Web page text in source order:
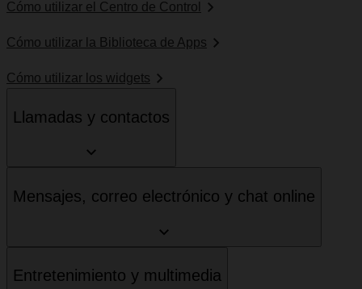
Cómo utilizar el Centro de Control
Cómo utilizar la Biblioteca de Apps
Cómo utilizar los widgets
Llamadas y contactos
Mensajes, correo electrónico y chat online
Entretenimiento y multimedia